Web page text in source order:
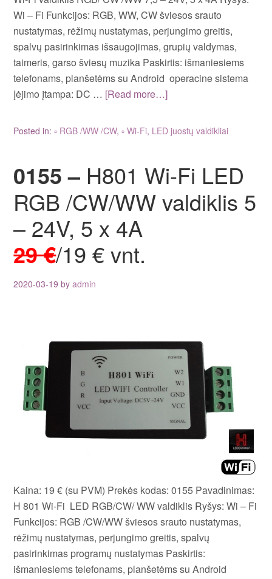
Wi – Fi Funkcijos: RGB, WW, CW šviesos srauto
nustatymas, rėžimų nustatymas, perjungimo greitis,
spalvų pasirinkimas išsaugojimas, grupių valdymas,
taimeris, garso šviesų muzika Paskirtis: išmaniesiems
telefonams, planšetėms su Android operacine sistema
Įėjimo įtampa: DC … [Read more…]
Posted in:▫ RGB /WW /CW,▫ Wi-Fi, LED juostų valdikliai
0155 – H801 Wi-Fi LED
RGB /CW/WW valdiklis 5
– 24V, 5 x 4A
29 €/19 € vnt.
2020-03-19 byadmin
Kaina: 19 € (su PVM) Prekės kodas: 0155 Pavadinimas:
H 801 Wi-Fi LED RGB/CW/ WW valdiklis Ryšys: Wi – Fi
Funkcijos: RGB /CW/WW šviesos srauto nustatymas,
rėžimų nustatymas, perjungimo greitis, spalvų
pasirinkimas programų nustatymas Paskirtis:
išmaniesiems telefonams, planšetėms su Android